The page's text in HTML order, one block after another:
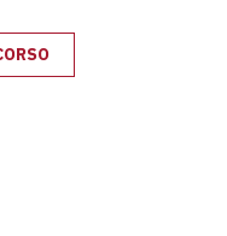
STORIE
DELLE STORIE
DELLE